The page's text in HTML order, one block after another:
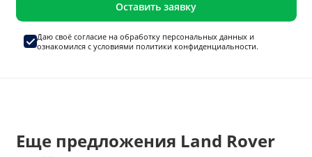
Оставить заявку
Даю своё согласие на обработку персональных данныхи
ознакомился с условиями политики конфиденциальности.
Еще предложения Land Rover